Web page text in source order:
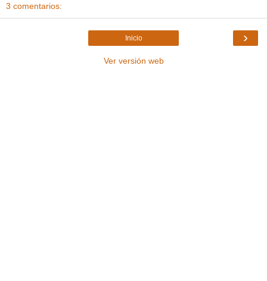
3 comentarios:
›
Inicio
Ver versión web